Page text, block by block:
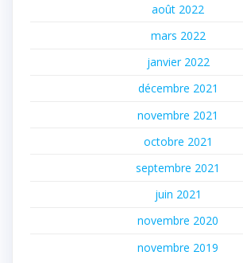
août 2022
mars 2022
janvier 2022
décembre 2021
novembre 2021
octobre 2021
septembre 2021
juin 2021
novembre 2020
novembre 2019